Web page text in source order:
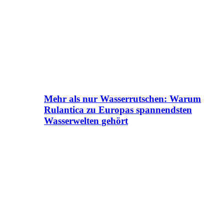
Mehr als nur Wasserrutschen: Warum
Rulantica zu Europas spannendsten
Wasserwelten gehört